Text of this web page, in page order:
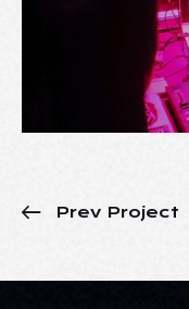
Prev Project